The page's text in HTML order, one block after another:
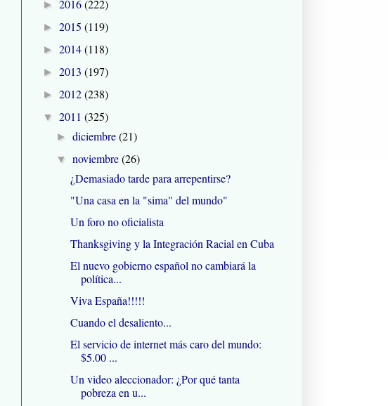
► 2016(222)
► 2015 (119)
► 2014(118)
► 2013 (197)
► 2012(238)
▼ 2011 (325)
►diciembre(21)
▼noviembre(26)
¿Demasiado tarde para arrepentirse?
"Una casa en la "sima" del mundo"
Un foro no oficialista
Thanksgiving y la Integración Racial en Cuba
El nuevo gobierno español no cambiará la
política...
Viva España!!!!!
Cuando el desaliento...
El servicio de internet más caro del mundo:
$5.00 ...
Un video aleccionador: ¿Por qué tanta
pobreza en u...